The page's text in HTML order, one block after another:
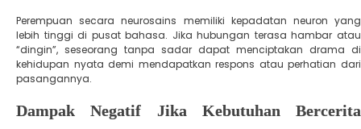
​Perempuan secara neurosains memiliki kepadatan neuron yang
lebih tinggi di pusat bahasa. Jika hubungan terasa hambar atau
“dingin”, seseorang tanpa sadar dapat menciptakan drama di
kehidupan nyata demi mendapatkan respons atau perhatian dari
pasangannya.
Dampak Negatif Jika Kebutuhan Bercerita